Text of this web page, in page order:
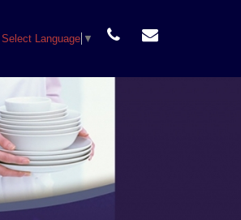
Select Language ▼